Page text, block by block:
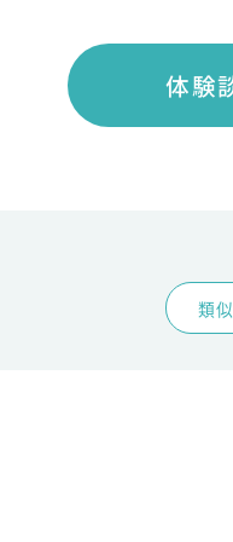
体験
類